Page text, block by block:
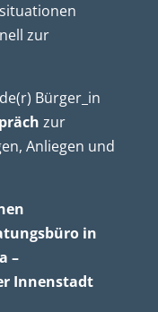
zur
Bürger_in
zur
Anliegen und
in
–
Innenstadt